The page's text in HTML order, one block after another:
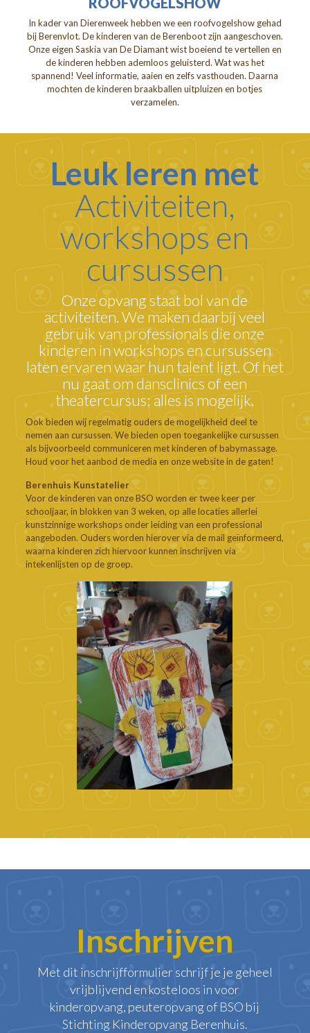
In kader van Dierenweek hebben we een roofvogelshow gehad
bij Berenvlot. De kinderen van de Berenboot zijn aangeschoven.
Onze eigen Saskia van De Diamant wist boeiend te vertellen en
de kinderen hebben ademloos geluisterd. Wat was het
spannend! Veel informatie, aaien en zelfs vasthouden. Daarna
mochten de kinderen braakballen uitpluizen en botjes
verzamelen.
Leuk leren met
Activiteiten,
workshops en
cursussen
Onze opvang staat bol van de
activiteiten. We maken daarbij veel
gebruik van professionals die onze
kinderen in workshops en cursussen
laten ervaren waar hun talent ligt. Of het
nu gaat om dansclinics of een
theatercursus; alles is mogelijk.
Ook bieden wij regelmatig ouders de mogelijkheid deel te
nemen aan cursussen. We bieden open toegankelijke cursussen
als bijvoorbeeld communiceren met kinderen of babymassage.
Houd voor het aanbod de media en onze website in de gaten!
Berenhuis Kunstatelier
Voor de kinderen van onze BSO worden er twee keer per
schooljaar, in blokken van 3 weken, op alle locaties allerlei
kunstzinnige workshops onder leiding van een professional
aangeboden. Ouders worden hierover via de mail geïnformeerd,
waarna kinderen zich hiervoor kunnen inschrijven via
intekenlijsten op de groep.
Inschrijven
Met dit inschrijfformulier schrijf je je geheel
vrijblijvend en kosteloos in voor
kinderopvang, peuteropvang of BSO bij
Stichting Kinderopvang Berenhuis.